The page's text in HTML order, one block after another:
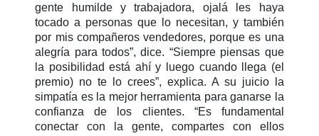
gente humilde y trabajadora, ojalá les haya
tocado a personas que lo necesitan, y también
por mis compañeros vendedores, porque es una
alegría para todos”, dice. “Siempre piensas que
la posibilidad está ahí y luego cuando llega (el
premio) no te lo crees”, explica. A su juicio la
simpatía es la mejor herramienta para ganarse la
confianza de los clientes. “Es fundamental
conectar con la gente, compartes con ellos